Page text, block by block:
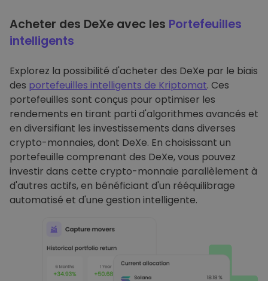
Acheter des DeXe avec les Portefeuilles
intelligents
Explorez la possibilité d'acheter des DeXe par le biais
des portefeuilles intelligents de Kriptomat. Ces
portefeuilles sont conçus pour optimiser les
rendements en tirant parti d'algorithmes avancés et
en diversifiant les investissements dans diverses
crypto-monnaies, dont DeXe. En choisissant un
portefeuille comprenant des DeXe, vous pouvez
investir dans cette crypto-monnaie parallèlement à
d'autres actifs, en bénéficiant d'un rééquilibrage
automatisé et d'une gestion intelligente.